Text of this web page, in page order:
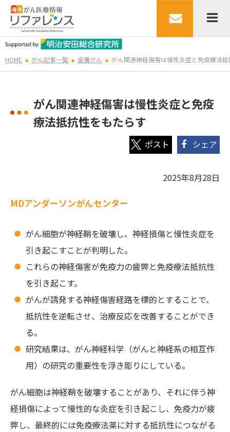
HOME がん記事一覧 皮膚がん がん関連神経傷害は慢性炎症と免疫療法
がん関連神経傷害は慢性炎症と免疫
療法抵抗性をもたらす
シェア
2025年8月28日
MDアンダーソンがんセンター
がん細胞が神経鞘を破壊し、神経損傷と慢性炎症を
引き起こすことが判明した。
これらの神経傷害が免疫力の疲弊と免疫療法抵抗性
を引き起こす。
がんが誘発する神経傷害経路を標的とすることで、
抵抗性を逆転させ、治療反応を改善することができ
る。
研究結果は、がん神経科学（がんと神経系の相互作
用）の研究の重要性を浮き彫りにしている。
がん細胞は神経鞘を破壊することがあり、それに伴う神
経損傷によって慢性的な炎症を引き起こし、免疫力が疲
弊し、最終的には免疫療法薬に対する抵抗性につながる